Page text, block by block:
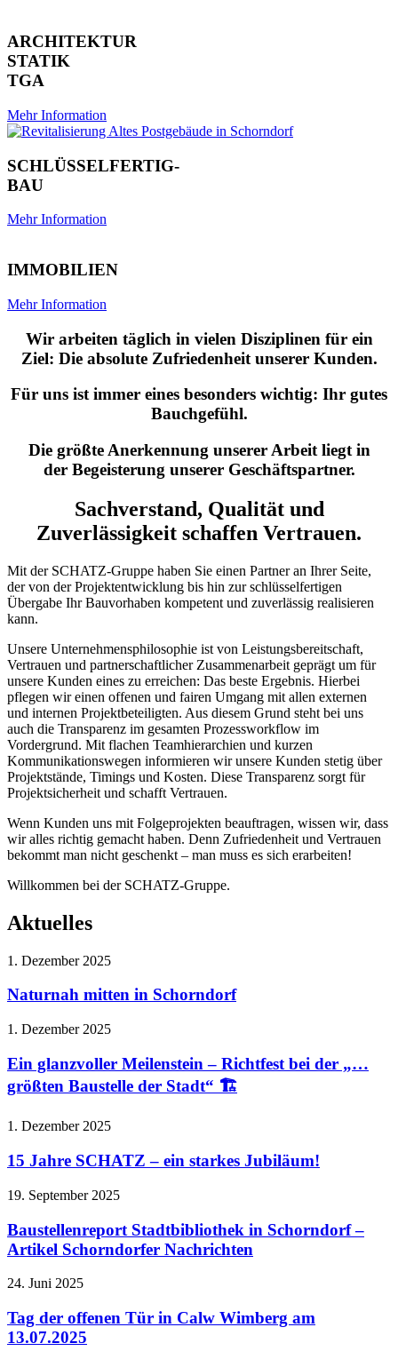
ARCHITEKTUR
STATIK
TGA
Mehr Information
SCHLÜSSELFERTIG-
BAU
Mehr Information
IMMOBILIEN
Mehr Information
Wir arbeiten täglich in vielen Disziplinen für ein
Ziel: Die absolute Zufriedenheit unserer Kunden.
Für uns ist immer eines besonders wichtig: Ihr gutes
Bauchgefühl.
Die größte Anerkennung unserer Arbeit liegt in
der Begeisterung unserer Geschäftspartner.
Sachverstand, Qualität und
Zuverlässigkeit schaffen Vertrauen.
Mit der SCHATZ-Gruppe haben Sie einen Partner an Ihrer Seite,
der von der Projektentwicklung bis hin zur schlüsselfertigen
Übergabe Ihr Bauvorhaben kompetent und zuverlässig realisieren
kann.
Unsere Unternehmensphilosophie ist von Leistungsbereitschaft,
Vertrauen und partnerschaftlicher Zusammenarbeit geprägt um für
unsere Kunden eines zu erreichen: Das beste Ergebnis. Hierbei
pflegen wir einen offenen und fairen Umgang mit allen externen
und internen Projektbeteiligten. Aus diesem Grund steht bei uns
auch die Transparenz im gesamten Prozessworkflow im
Vordergrund. Mit flachen Teamhierarchien und kurzen
Kommunikationswegen informieren wir unsere Kunden stetig über
Projektstände, Timings und Kosten. Diese Transparenz sorgt für
Projektsicherheit und schafft Vertrauen.
Wenn Kunden uns mit Folgeprojekten beauftragen, wissen wir, dass
wir alles richtig gemacht haben. Denn Zufriedenheit und Vertrauen
bekommt man nicht geschenkt – man muss es sich erarbeiten!
Willkommen bei der SCHATZ-Gruppe.
Aktuelles
1. Dezember 2025
Naturnah mitten in Schorndorf
1. Dezember 2025
Ein glanzvoller Meilenstein – Richtfest bei der „…
größten Baustelle der Stadt“ 🏗️
1. Dezember 2025
15 Jahre SCHATZ – ein starkes Jubiläum!
19. September 2025
Baustellenreport Stadtbibliothek in Schorndorf –
Artikel Schorndorfer Nachrichten
24. Juni 2025
Tag der offenen Tür in Calw Wimberg am
13.07.2025